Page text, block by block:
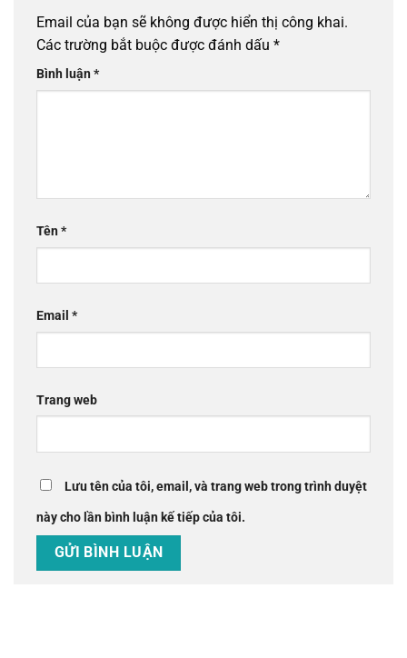
Email của bạn sẽ không được hiển thị công khai.
Các trường bắt buộc được đánh dấu *
Bình luận*
Tên*
Email *
Trang web
Lưu tên của tôi, email, và trang web trong trình duyệt
này cho lần bình luận kế tiếp của tôi.